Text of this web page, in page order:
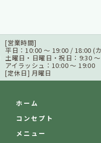
[営業時間]
平日：10:00 ～ 19:00 / 18:00 (
土曜日・日曜日・祝日：9:30
アイラッシュ：10:00 ～ 19:00
[定休日] 月曜日
ホーム
コンセプト
メニュー